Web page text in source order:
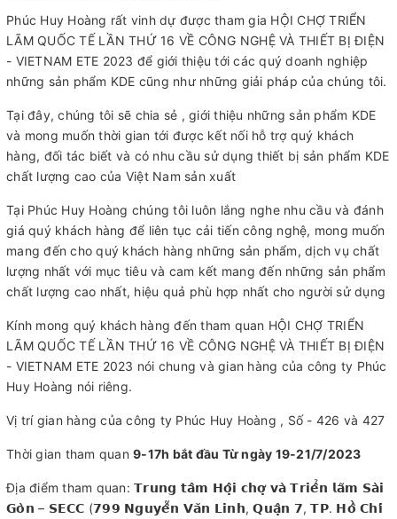
Phúc Huy Hoàng rất vinh dự được tham gia HỘI CHỢ TRIỂN
LÃM QUỐC TẾ LẦN THỨ 16 VỀ CÔNG NGHỆ VÀ THIẾT BỊ ĐIỆN
- VIETNAM ETE 2023 để giới thiệu tới các quý doanh nghiệp
những sản phẩm KDE cũng như những giải pháp của chúng tôi.
Tại đây, chúng tôi sẽ chia sẻ , giới thiệu những sản phẩm KDE
và mong muốn thời gian tới được kết nối hỗ trợ quý khách
hàng, đối tác biết và có nhu cầu sử dụng thiết bị sản phẩm KDE
chất lượng cao của Việt Nam sản xuất
Tại Phúc Huy Hoàng chúng tôi luôn lắng nghe nhu cầu và đánh
giá quý khách hàng để liên tục cải tiến công nghệ, mong muốn
mang đến cho quý khách hàng những sản phẩm, dịch vụ chất
lượng nhất với mục tiêu và cam kết mang đến những sản phẩm
chất lượng cao nhất, hiệu quả phù hợp nhất cho người sử dụng
Kính mong quý khách hàng đến tham quan HỘI CHỢ TRIỂN
LÃM QUỐC TẾ LẦN THỨ 16 VỀ CÔNG NGHỆ VÀ THIẾT BỊ ĐIỆN
- VIETNAM ETE 2023 nói chung và gian hàng của công ty Phúc
Huy Hoàng nói riêng.
Vị trí gian hàng của công ty Phúc Huy Hoàng , Số - 426 và 427
Thời gian tham quan 9-17h bắt đầu Từ ngày 19-21/7/2023
Địa điểm tham quan: 𝗧𝗿𝘂𝗻𝗴 𝘁𝗮̂𝗺 𝗛𝗼̣̂𝗶 𝗰𝗵𝗼̛̣ 𝘃𝗮̀ 𝗧𝗿𝗶𝗲̂̉𝗻 𝗹𝗮̃𝗺 𝗦𝗮̀𝗶
𝗚𝗼̀𝗻 – 𝗦𝗘𝗖𝗖 (𝟳𝟵𝟵 𝗡𝗴𝘂𝘆𝗲̂̃𝗻 𝗩𝗮̆𝗻 𝗟𝗶𝗻𝗵, 𝗤𝘂𝗮̣̂𝗻 𝟳, 𝗧𝗣. 𝗛𝗼̂̀ 𝗖𝗵𝗶́